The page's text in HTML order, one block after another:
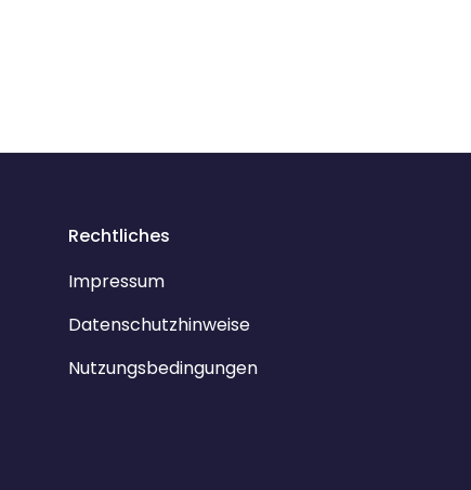
Rechtliches
Impressum
Datenschutzhinweise
Nutzungsbedingungen